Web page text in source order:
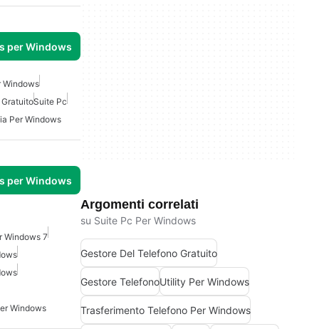
per Windows
Windows
Suite Pc
Per Windows
per Windows
Windows 7
Windows
Argomenti correlati
su Suite Pc Per Windows
Gestore Del Telefono Gratuito
Gestore TelefonoUtility Per Windows
Trasferimento Telefono Per Windows